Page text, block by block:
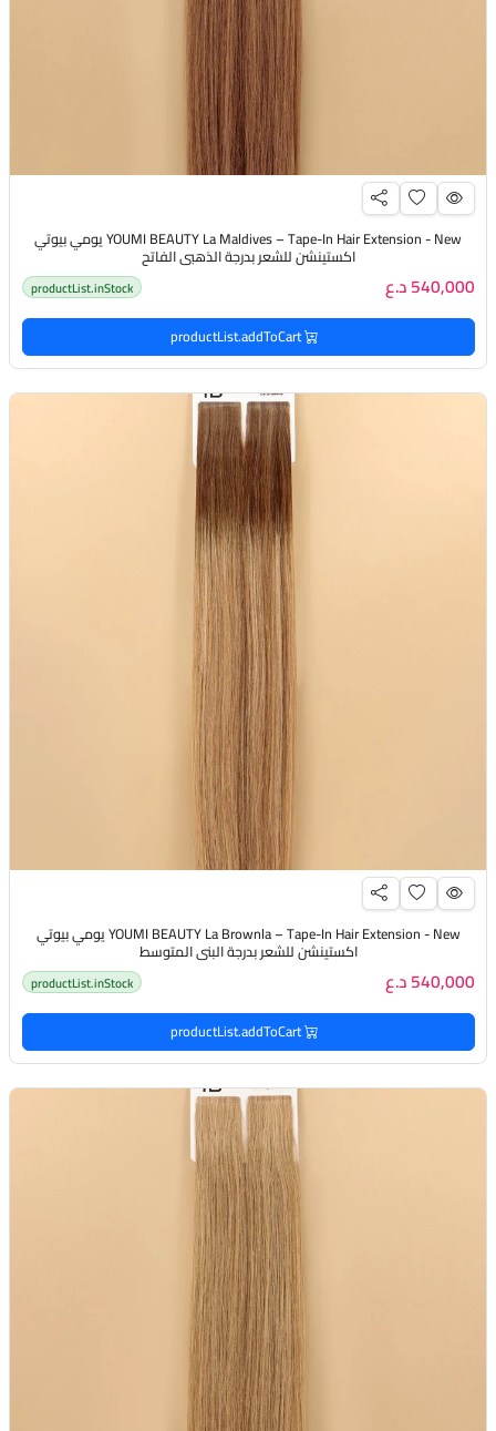
YOUMI BEAUTY La Maldives – Tape-In Hair Extension - New يومي بيوتي
اكستينشن للشعر بدرجة الذهبي الفاتح
540,000 د.ع productList.inStock
productList.addToCart
YOUMI BEAUTY La Brownla – Tape-In Hair Extension - New يومي بيوتي
اكستينشن للشعر بدرجة البني المتوسط
540,000 د.ع productList.inStock
productList.addToCart